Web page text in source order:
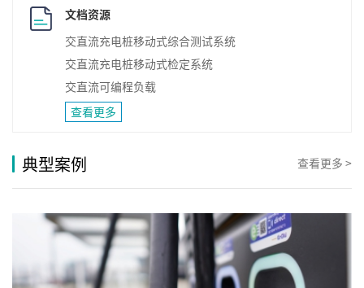
文档资源
交直流充电桩移动式综合测试系统
交直流充电桩移动式检定系统
交直流可编程负载
查看更多
典型案例 查看更多 >